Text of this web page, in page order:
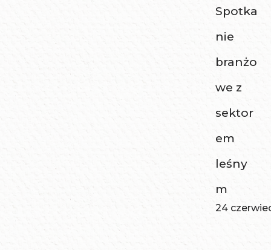
Spotka
nie
branżo
we z
sektor
em
leśny
m
24